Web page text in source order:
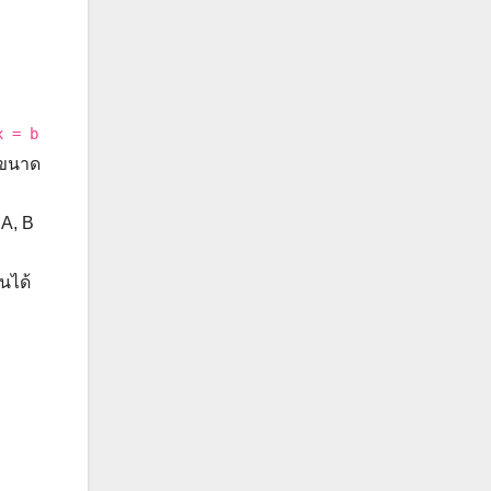
= b
นาด
B
ได้